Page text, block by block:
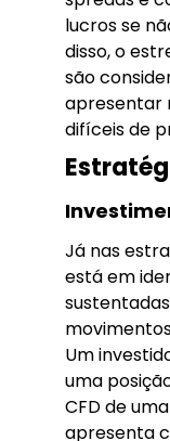
lucros se
disso, o
são
apresentar
difíceis de
Já nas
está em
Um
uma
CFD de
apresenta